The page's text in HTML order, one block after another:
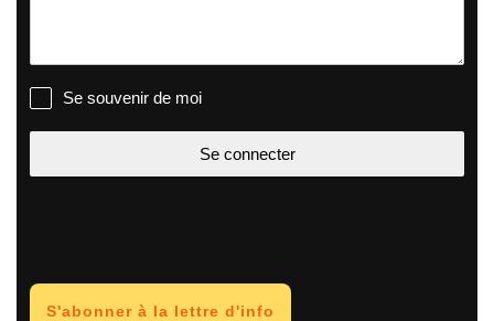
Se souvenir de moi
Se connecter
S'abonner à la lettre d'info